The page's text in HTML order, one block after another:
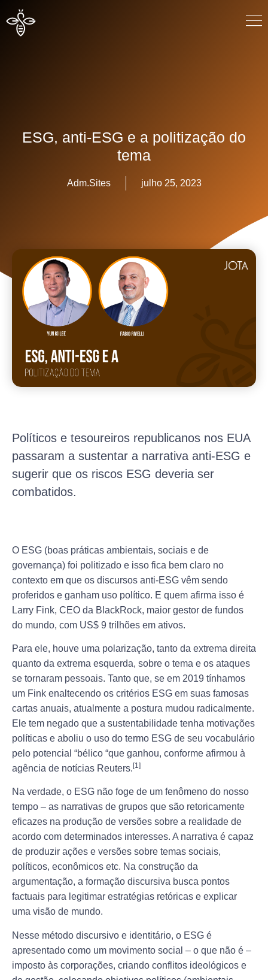
ESG, anti-ESG e a politização do
tema
Adm.Sites julho 25, 2023
Políticos e tesoureiros republicanos nos EUA
passaram a sustentar a narrativa anti-ESG e
sugerir que os riscos ESG deveria ser
combatidos.
O ESG (boas práticas ambientais, sociais e de
governança) foi politizado e isso fica bem claro no
contexto em que os discursos anti-ESG vêm sendo
proferidos e ganham uso político. E quem afirma isso é
Larry Fink, CEO da BlackRock, maior gestor de fundos
do mundo, com US$ 9 trilhões em ativos.
Para ele, houve uma polarização, tanto da extrema direita
quanto da extrema esquerda, sobre o tema e os ataques
se tornaram pessoais. Tanto que, se em 2019 tínhamos
um Fink enaltecendo os critérios ESG em suas famosas
cartas anuais, atualmente a postura mudou radicalmente.
Ele tem negado que a sustentabilidade tenha motivações
políticas e aboliu o uso do termo ESG de seu vocabulário
pelo potencial “bélico “que ganhou, conforme afirmou à
agência de notícias Reuters. [1]
Na verdade, o ESG não foge de um fenômeno do nosso
tempo – as narrativas de grupos que são retoricamente
eficazes na produção de versões sobre a realidade de
acordo com determinados interesses. A narrativa é capaz
de produzir ações e versões sobre temas sociais,
políticos, econômicos etc. Na construção da
argumentação, a formação discursiva busca pontos
factuais para legitimar estratégias retóricas e explicar
uma visão de mundo.
Nesse método discursivo e identitário, o ESG é
apresentado como um movimento social – o que não é –
imposto às corporações, criando conflitos ideológicos e